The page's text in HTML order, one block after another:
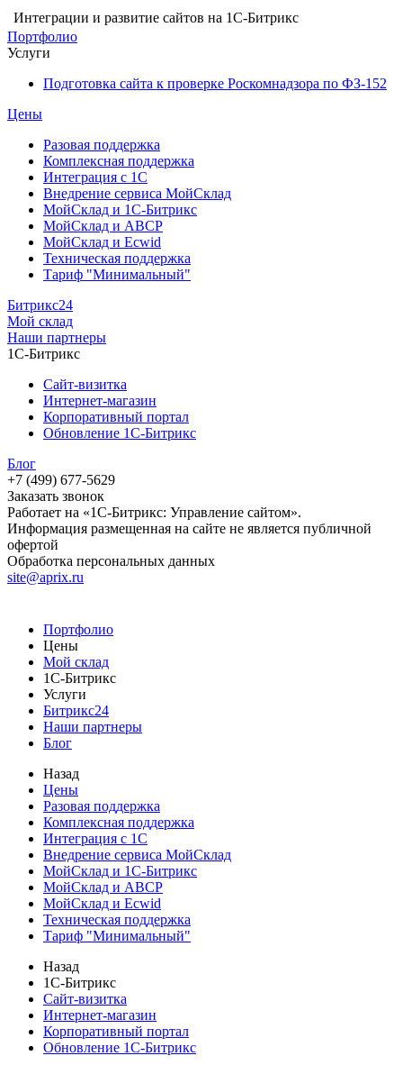
Интеграции и развитие сайтов на 1С-Битрикс
Портфолио
Услуги
Подготовка сайта к проверке Роскомнадзора по ФЗ-152
Цены
Разовая поддержка
Комплексная поддержка
Интеграция с 1С
Внедрение сервиса МойСклад
МойСклад и 1С-Битрикс
МойСклад и ABCP
МойСклад и Ecwid
Техническая поддержка
Тариф "Минимальный"
Битрикс24
Мой склад
Наши партнеры
1С-Битрикс
Сайт-визитка
Интернет-магазин
Корпоративный портал
Обновление 1С-Битрикс
Блог
+7 (499) 677-5629
Заказать звонок
Работает на «1С-Битрикс: Управление сайтом».
Информация размещенная на сайте не является публичной
офертой
Обработка персональных данных
site@aprix.ru
Портфолио
Цены
Мой склад
1С-Битрикс
Услуги
Битрикс24
Наши партнеры
Блог
Назад
Цены
Разовая поддержка
Комплексная поддержка
Интеграция с 1С
Внедрение сервиса МойСклад
МойСклад и 1С-Битрикс
МойСклад и ABCP
МойСклад и Ecwid
Техническая поддержка
Тариф "Минимальный"
Назад
1С-Битрикс
Сайт-визитка
Интернет-магазин
Корпоративный портал
Обновление 1С-Битрикс